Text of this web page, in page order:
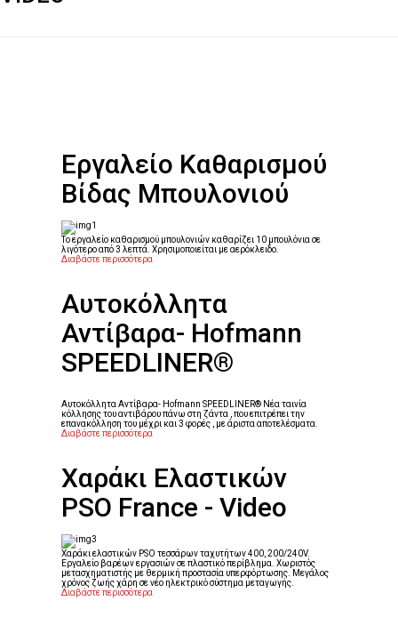
Εργαλείο Καθαρισμού
Βίδας Μπουλονιού
Το εργαλείο καθαρισμού μπουλονιών καθαρίζει 10 μπουλόνια σε
λιγότερο από 3 λεπτά. Χρησιμοποιείται με αερόκλειδο.
Διαβάστε περισσότερα
Αυτοκόλλητα
Αντίβαρα- Hofmann
SPEEDLINER®
Αυτοκόλλητα Αντίβαρα- Hofmann SPEEDLINER® Νέα ταινία
κόλλησης του αντιβάρου πάνω στη ζάντα , που επιτρέπει την
επανακόλληση του μέχρι και 3 φορές , με άριστα αποτελέσματα.
Διαβάστε περισσότερα
Χαράκι Ελαστικών
PSO France - Video
Χαράκι ελαστικών PSO τεσσάρων ταχυτήτων 400, 200/240V.
Εργαλείο βαρέων εργασιών σε πλαστικό περίβλημα. Χωριστός
μετασχηματιστής με θερμική προστασία υπερφόρτωσης. Μεγάλος
χρόνος ζωής χάρη σε νέο ηλεκτρικό σύστημα μεταγωγής.
Διαβάστε περισσότερα